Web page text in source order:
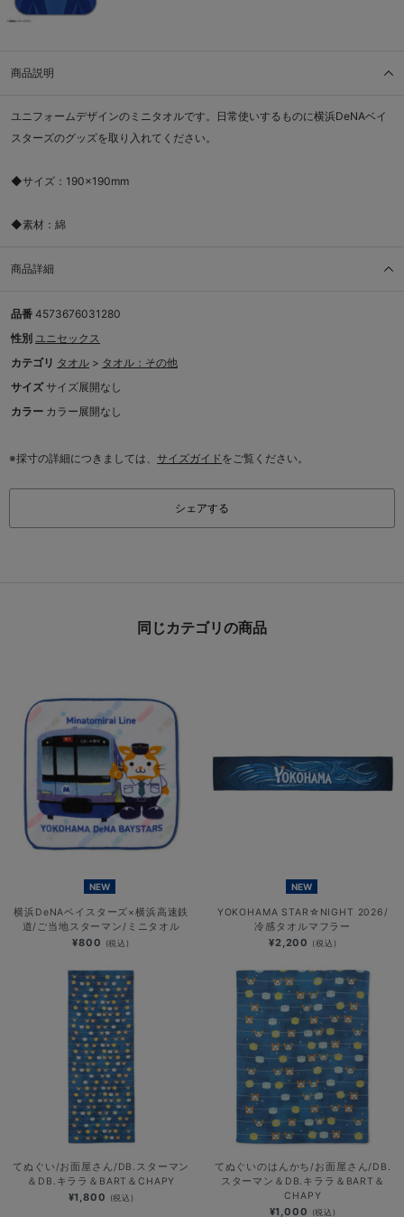
商品説明
ユニフォームデザインのミニタオルです。日常使いするものに横浜DeNAベイ
スターズのグッズを取り入れてください。
◆サイズ：190×190mm
◆素材：綿
商品詳細
品番 4573676031280
性別 ユニセックス
カテゴリ タオル > タオル：その他
サイズ サイズ展開なし
カラー カラー展開なし
※採寸の詳細につきましては、 サイズガイドをご覧ください。
シェアする
同じカテゴリの商品
NEW
横浜DeNAベイスターズ×横浜高速鉄
道/ご当地スターマン/ミニタオル
¥800 (税込)
NEW
YOKOHAMA STAR☆NIGHT 2026/
冷感タオルマフラー
¥2,200 (税込)
てぬぐい/お面屋さん/DB.スターマン
＆DB.キララ＆BART＆CHAPY
¥1,800 (税込)
てぬぐいのはんかち/お面屋さん/DB.
スターマン＆DB.キララ＆BART＆
CHAPY
¥1,000 (税込)